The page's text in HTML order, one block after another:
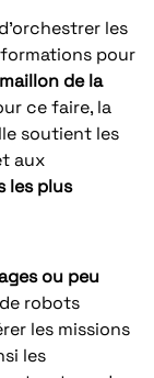
les
pour
de la
ce faire, la
soutient les
aux
les plus
ou peu
robots
les missions
les